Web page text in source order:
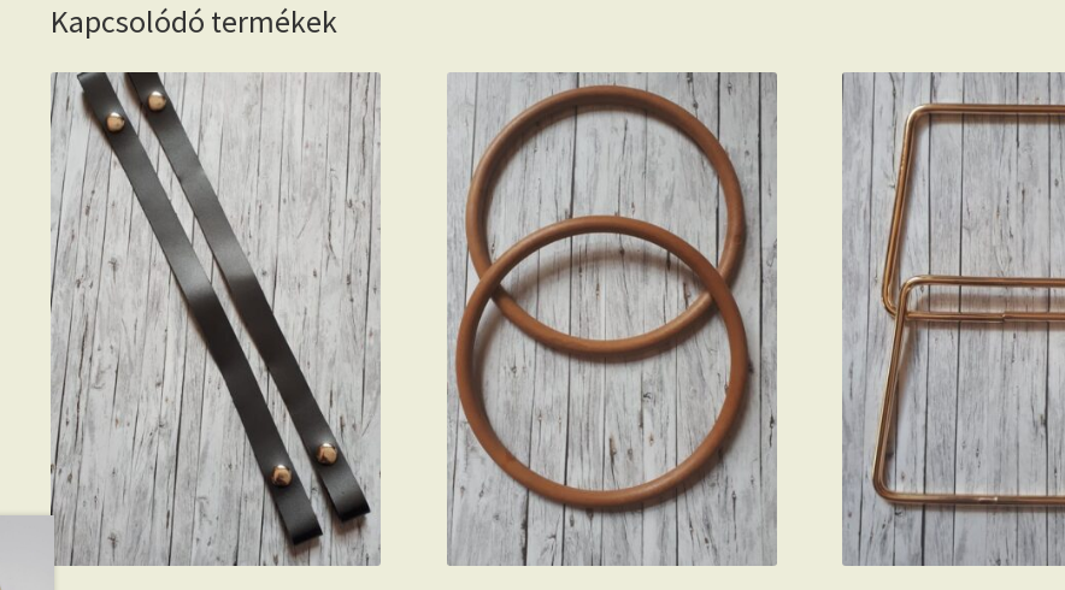
Kapcsolódó termékek